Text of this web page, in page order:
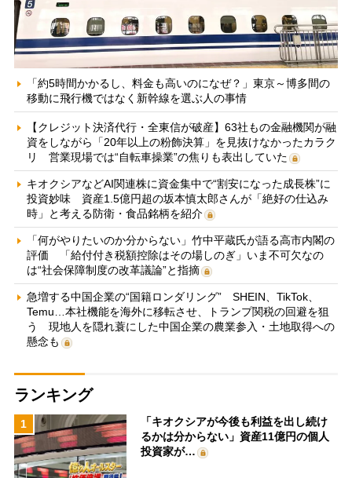
「約5時間かかるし、料金も高いのになぜ？」東京～博多間の
移動に飛行機ではなく新幹線を選ぶ人の事情
【クレジット決済代行・全東信が破産】63社もの金融機関が融
資をしながら「20年以上の粉飾決算」を見抜けなかったカラク
リ 営業現場では“自転車操業”の焦りも表出していた
キオクシアなどAI関連株に資金集中で“割安になった成長株”に
投資妙味 資産1.5億円超の坂本慎太郎さんが「絶好の仕込み
時」と考える防衛・食品銘柄を紹介
「何がやりたいのか分からない」竹中平蔵氏が語る高市内閣の
評価 「給付付き税額控除はその場しのぎ」いま不可欠なの
は“社会保障制度の改革議論”と指摘
急増する中国企業の“国籍ロンダリング” SHEIN、TikTok、
Temu…本社機能を海外に移転させ、トランプ関税の回避を狙
う 現地人を隠れ蓑にした中国企業の農業参入・土地取得への
懸念も
ランキング
1
「キオクシアが今後も利益を出し続け
るかは分からない」資産11億円の個人
投資家が…